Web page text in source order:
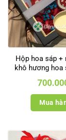
Hộp hoa sáp +
khô hương hoa
Mua